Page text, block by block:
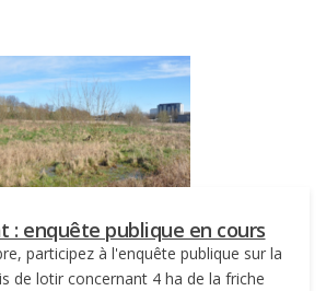
: enquête publique en cours
participez à l'enquête publique sur la
de lotir concernant 4 ha de la friche